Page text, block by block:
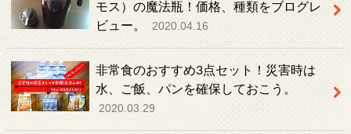
モス）の魔法瓶！価格、種類をブログレ
ビュー。
2020.04.16
非常食のおすすめ3点セット！災害時は
水、ご飯、パンを確保しておこう。
2020.03.29